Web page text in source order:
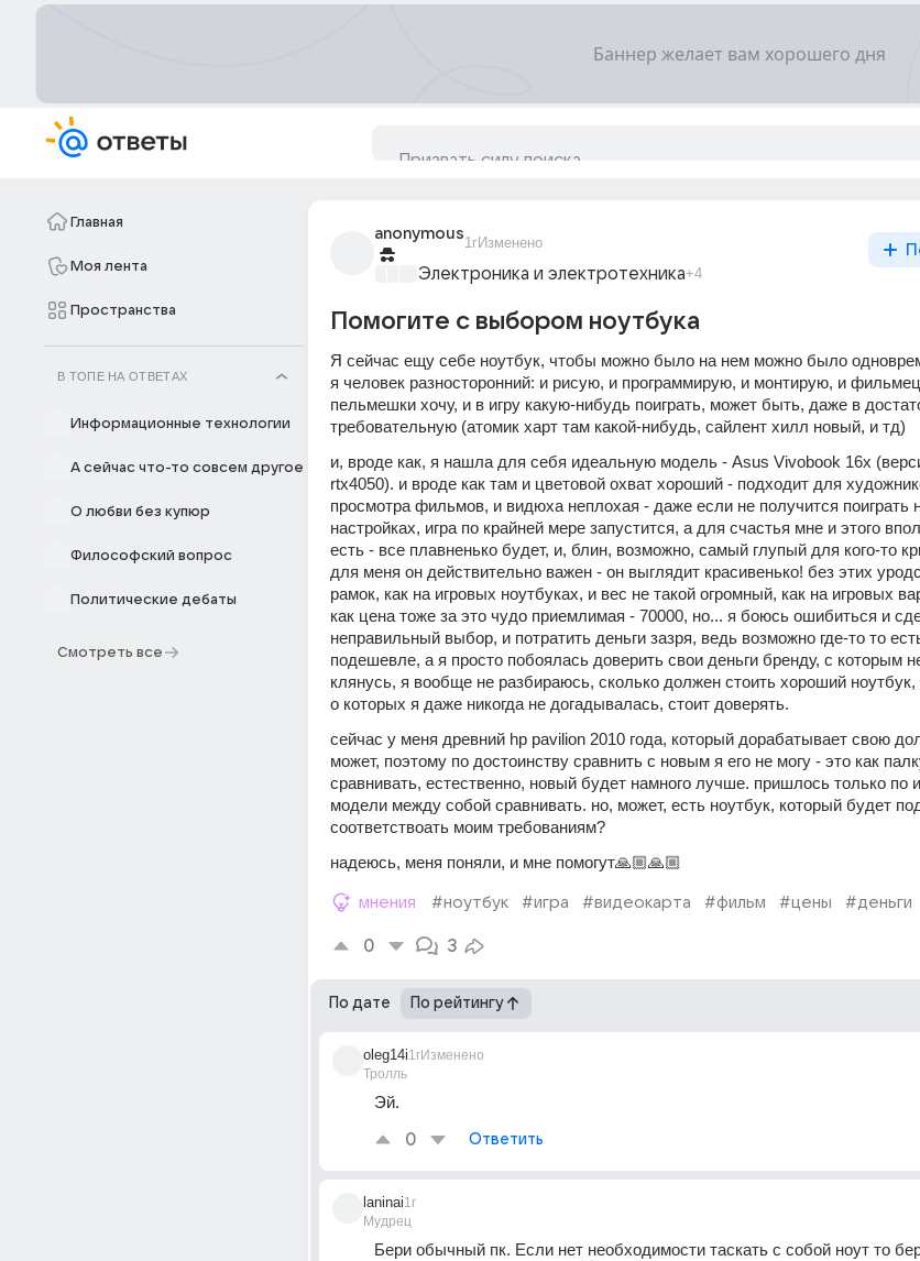
Главная
Моя лента
Пространства
В ТОПЕ НА ОТВЕТАХ
Информационные технологии
А сейчас что-то совсем другое
О любви без купюр
Философский вопрос
Политические дебаты
Смотреть все
anonymous
1гИзменено
Электроника и электротехника+4
Помогите с выбором ноутбука
Я сейчас ещу себе ноутбук, чтобы можно было на нем можно было
я человек разносторонний: и рисую, и программирую, и монтирую, и
пельмешки хочу, и в игру какую-нибудь поиграть, может быть, даже в
требовательную (атомик харт там какой-нибудь, сайлент хилл новый, и тд)
и, вроде как, я нашла для себя идеальную модель - Asus Vivobook 16x
rtx4050). и вроде как там и цветовой охват хороший - подходит для
просмотра фильмов, и видюха неплохая - даже если не получится поиграть
настройках, игра по крайней мере запустится, а для счастья мне и этого
есть - все плавненько будет, и, блин, возможно, самый глупый для кого-то
для меня он действительно важен - он выглядит красивенько! без этих
рамок, как на игровых ноутбуках, и вес не такой огромный, как на игровых
как цена тоже за это чудо приемлимая - 70000, но... я боюсь ошибиться и
неправильный выбор, и потратить деньги зазря, ведь возможно где-то то
подешевле, а я просто побоялась доверить свои деньги бренду, с которым
клянусь, я вообще не разбираюсь, сколько должен стоить хороший
о которых я даже никогда не догадывалась, стоит доверять.
сейчас у меня древний hp pavilion 2010 года, который дорабатывает свою
может, поэтому по достоинству сравнить с новым я его не могу - это как
сравнивать, естественно, новый будет намного лучше. пришлось только по
модели между собой сравнивать. но, может, есть ноутбук, который будет
соответствоать моим требованиям?
надеюсь, меня поняли, и мне помогут🙏🏼🙏🏼
мнения #ноутбук #игра #видеокарта #фильм #цены #деньги
0 3
По дате По рейтингу
oleg14i
Тролль
1гИзменено
Эй.
0 Ответить
laninai
Мудрец
1г
Бери обычный пк. Если нет необходимости таскать с собой ноут то